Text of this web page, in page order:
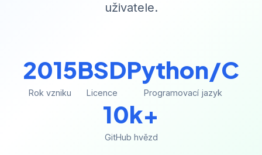
uživatele.
2015
Rok vzniku
BSD
Licence
Python/C
Programovací jazyk
10k+
GitHub hvězd